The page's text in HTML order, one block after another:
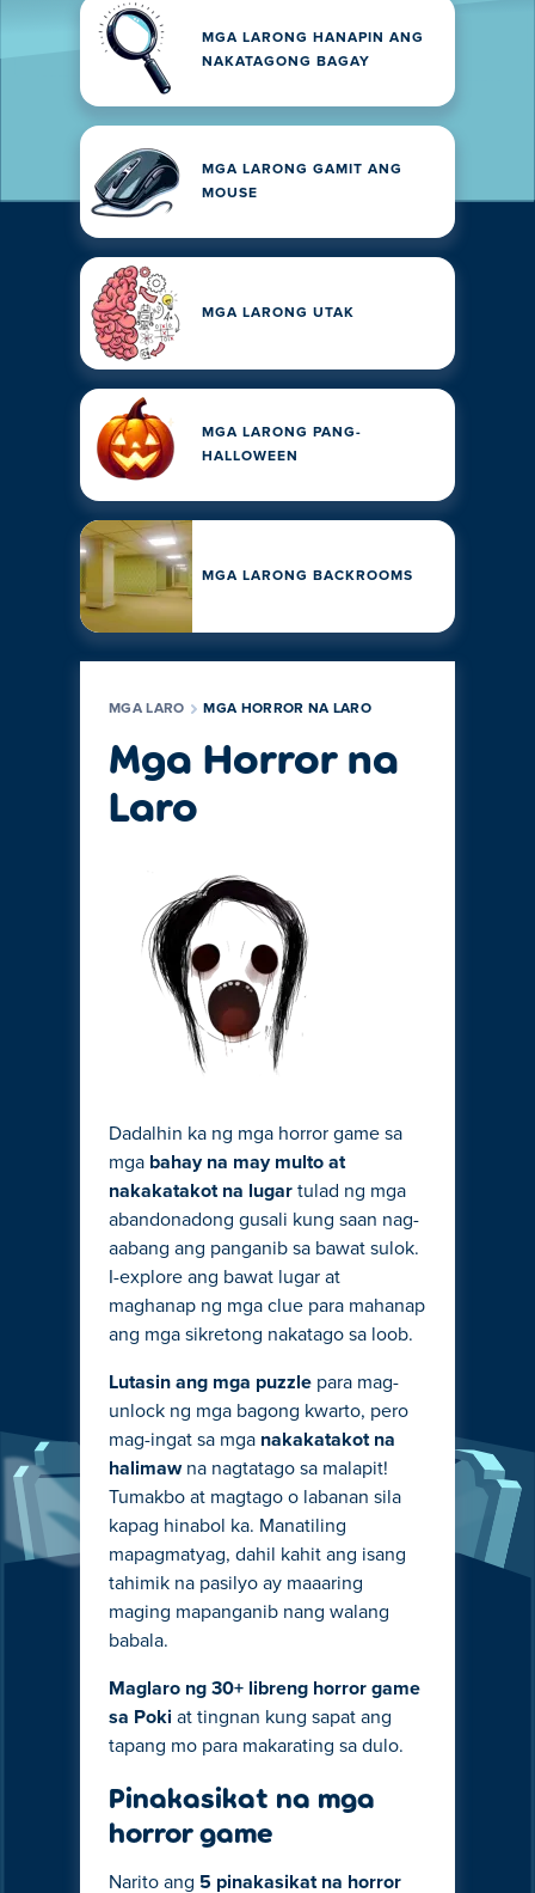
MGA LARONG HANAPIN ANG
NAKATAGONG BAGAY
MGA LARONG GAMIT ANG
MOUSE
MGA LARONG UTAK
MGA LARONG PANG-
HALLOWEEN
MGA LARONG BACKROOMS
MGA LARO MGA HORROR NA LARO
Mga Horror na
Laro
Dadalhin ka ng mga horror game sa
mga bahay na may multo at
nakakatakot na lugar tulad ng mga
abandonadong gusali kung saan nag-
aabang ang panganib sa bawat sulok.
I-explore ang bawat lugar at
maghanap ng mga clue para mahanap
ang mga sikretong nakatago sa loob.
Lutasin ang mga puzzle para mag-
unlock ng mga bagong kwarto, pero
mag-ingat sa mga nakakatakot na
halimawna nagtatago sa malapit!
Tumakbo at magtago o labanan sila
kapag hinabol ka. Manatiling
mapagmatyag, dahil kahit ang isang
tahimik na pasilyo ay maaaring
maging mapanganib nang walang
babala.
Maglaro ng 30+ libreng horror game
sa Poki at tingnan kung sapat ang
tapang mo para makarating sa dulo.
Pinakasikat na mga
horror game
Narito ang 5 pinakasikat na horror